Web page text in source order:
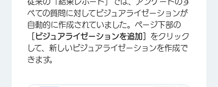
べての質問に対してビジュアライゼーションが
自動的に作成されていました。ページ下部の
［ビジュアライゼーションを追加］ をクリック
して、新しいビジュアライゼーションを作成で
きます。